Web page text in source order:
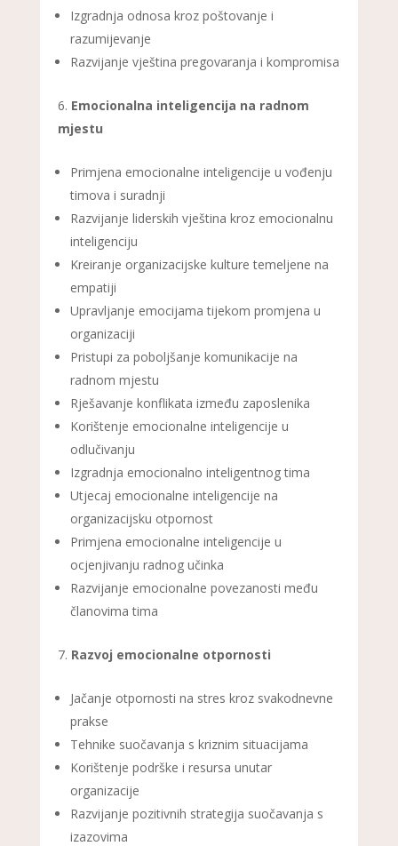
Izgradnja odnosa kroz poštovanje i
razumijevanje
Razvijanje vještina pregovaranja i kompromisa
Emocionalna inteligencija na radnom
mjestu
Primjena emocionalne inteligencije u vođenju
timova i suradnji
Razvijanje liderskih vještina kroz emocionalnu
inteligenciju
Kreiranje organizacijske kulture temeljene na
empatiji
Upravljanje emocijama tijekom promjena u
organizaciji
Pristupi za poboljšanje komunikacije na
radnom mjestu
Rješavanje konflikata između zaposlenika
Korištenje emocionalne inteligencije u
odlučivanju
Izgradnja emocionalno inteligentnog tima
Utjecaj emocionalne inteligencije na
organizacijsku otpornost
Primjena emocionalne inteligencije u
ocjenjivanju radnog učinka
Razvijanje emocionalne povezanosti među
članovima tima
Razvoj emocionalne otpornosti
Jačanje otpornosti na stres kroz svakodnevne
prakse
Tehnike suočavanja s kriznim situacijama
Korištenje podrške i resursa unutar
organizacije
Razvijanje pozitivnih strategija suočavanja s
izazovima